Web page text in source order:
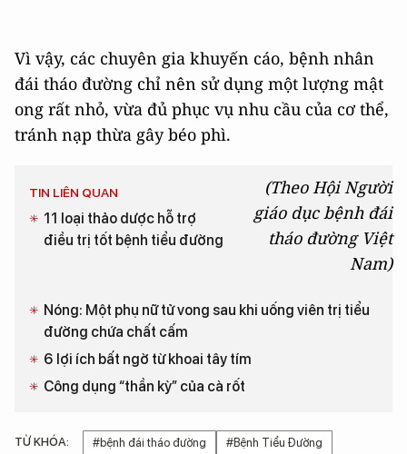
Vì vậy, các chuyên gia khuyến cáo, bệnh nhân
đái tháo đường chỉ nên sử dụng một lượng mật
ong rất nhỏ, vừa đủ phục vụ nhu cầu của cơ thể,
tránh nạp thừa gây béo phì.
(Theo Hội Người
giáo dục bệnh đái
tháo đường Việt
Nam)
TIN LIÊN QUAN
11 loại thảo dược hỗ trợ
điều trị tốt bệnh tiểu đường
Nóng: Một phụ nữ tử vong sau khi uống viên trị tiểu
đường chứa chất cấm
6 lợi ích bất ngờ từ khoai tây tím
Công dụng “thần kỳ” của cà rốt
TỪ KHÓA: #bệnh đái tháo đường
#Bệnh Tiểu Đường